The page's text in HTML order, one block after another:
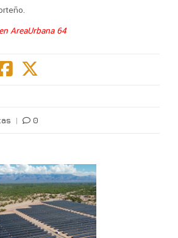
AreaUrbana 64
| 0